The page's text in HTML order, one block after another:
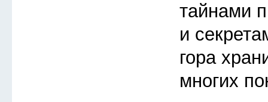
тайнами
и
гора
многих